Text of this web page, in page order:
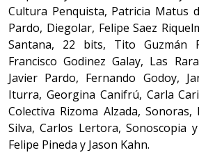
Cultura Penquista, Patricia Matus
Pardo, Diegolar, Felipe Saez
Santana, 22 bits, Tito Guzmán
Francisco Godinez Galay, Las
Javier Pardo, Fernando Godoy,
Iturra, Georgina Canifrú, Carla
Colectiva Rizoma Alzada, Sonoras,
Silva, Carlos Lertora, Sonoscopia
Felipe Pineda y Jason Kahn.